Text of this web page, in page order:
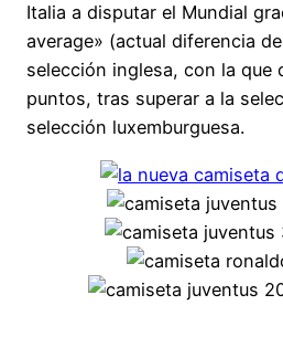
Italia a disputar el Mundial
average» (actual diferencia
selección inglesa, con la que
puntos, tras superar a la
selección luxemburguesa.